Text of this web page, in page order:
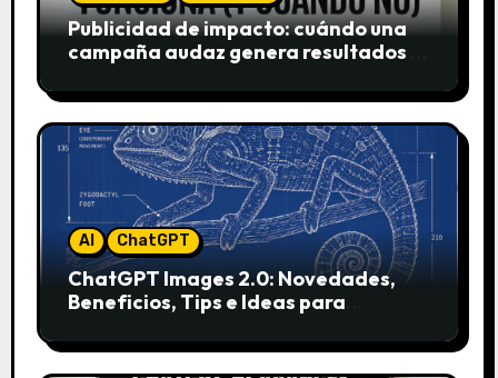
Publicidad de impacto: cuándo una
campaña audaz genera resultados y
AI ChatGPT
ChatGPT Images 2.0: Novedades,
Beneficios, Tips e Ideas para